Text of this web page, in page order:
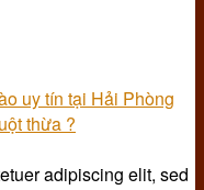
uy tín tại Hải Phòng
thừa ?
adipiscing elit, sed